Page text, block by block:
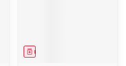
Médicament